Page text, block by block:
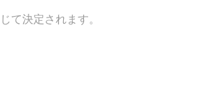
て決定されます。